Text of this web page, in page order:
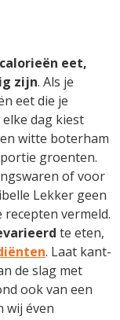
eet,
zijn. Als je
eet die je
dag kiest
witte boterham
groenten.
of voor
Lekker geen
vermeld.
te eten,
. Laat kant-
de slag met
ook van een
wij éven